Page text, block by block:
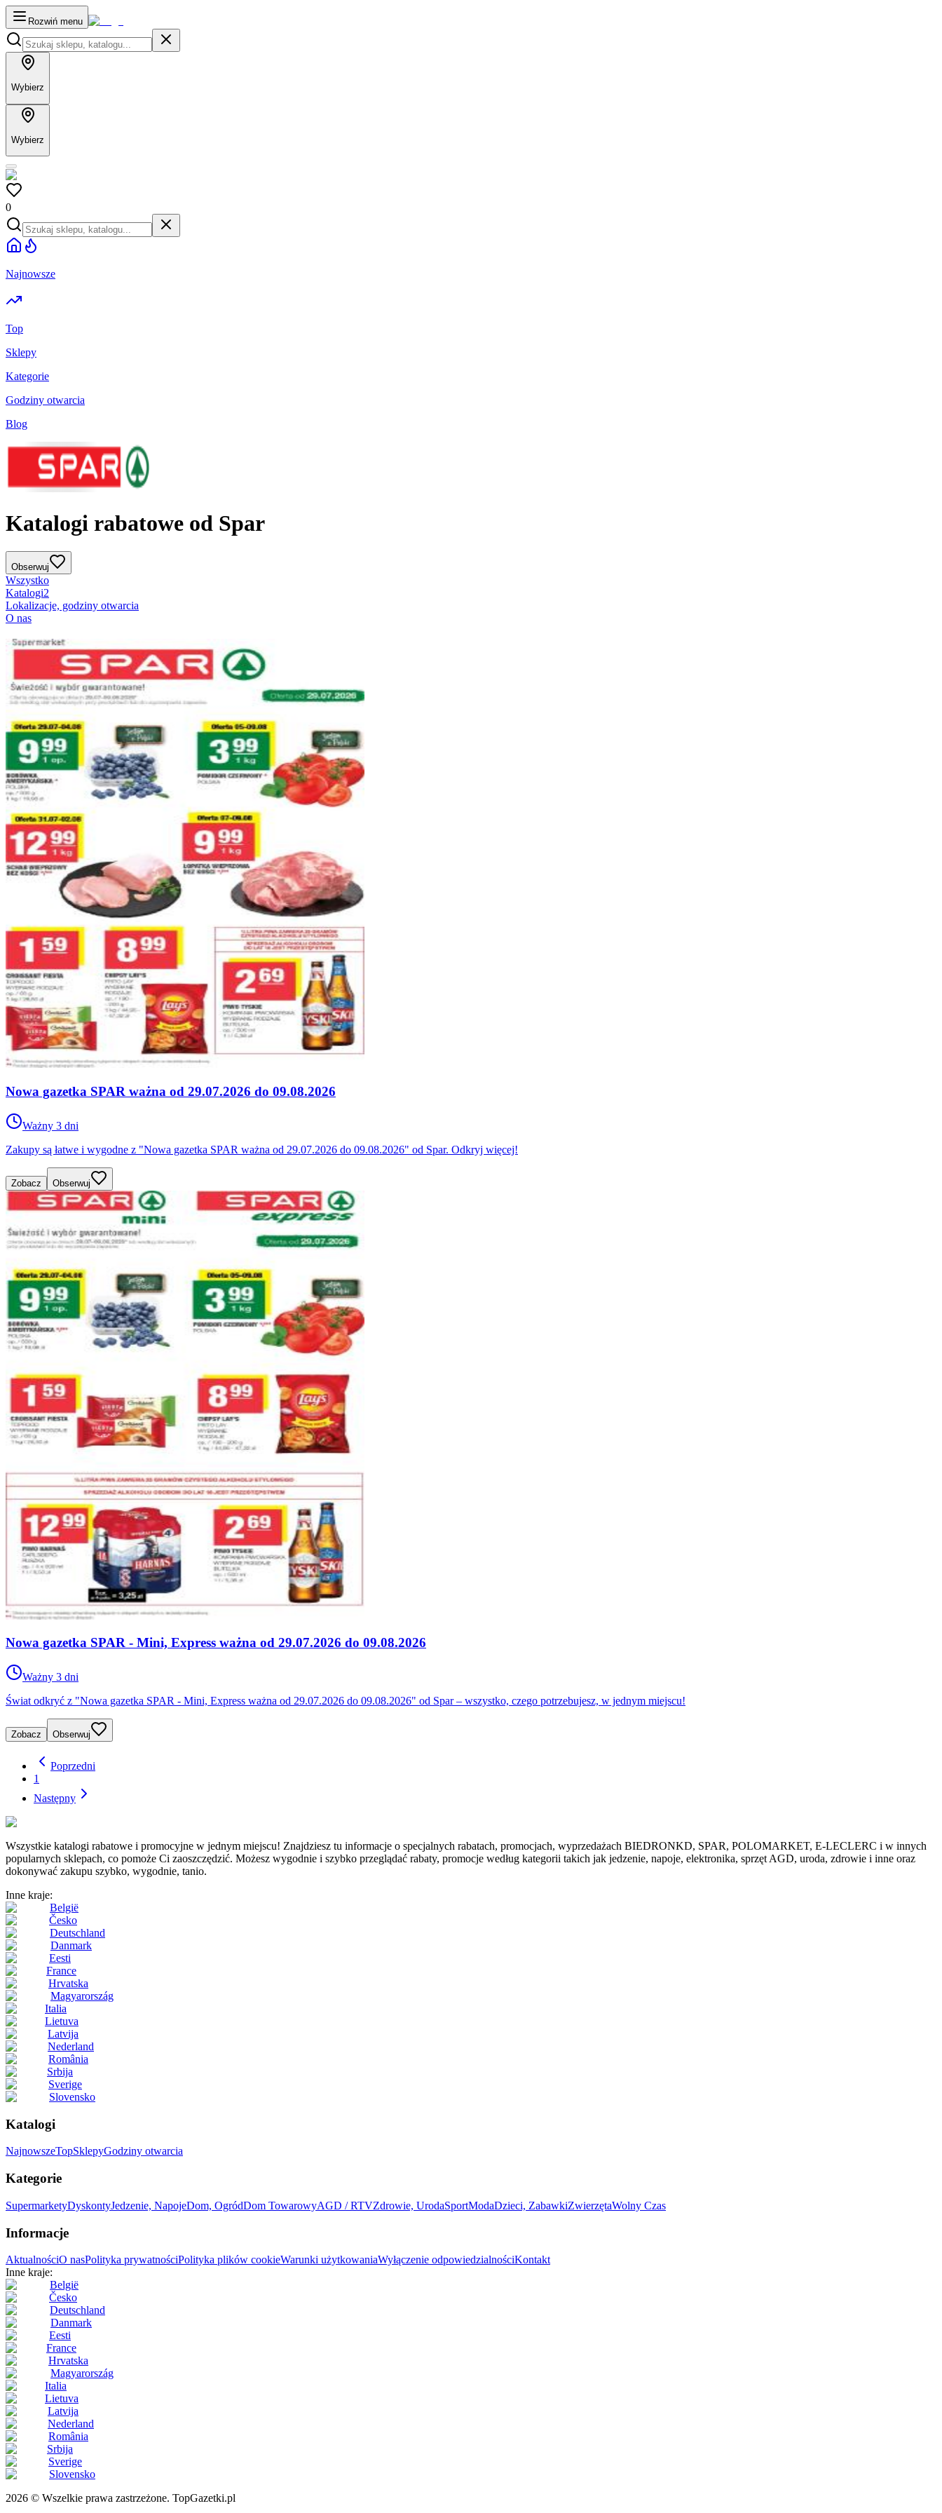
Rozwiń menu
Wybierz
Wybierz
0
Najnowsze
Top
Sklepy
Kategorie
Godziny otwarcia
Blog
Katalogi rabatowe od Spar
Obserwuj
Wszystko
Katalogi2
Lokalizacje, godziny otwarcia
O nas
Nowa gazetka SPAR ważna od 29.07.2026 do 09.08.2026
Ważny 3 dni
Zakupy są łatwe i wygodne z "Nowa gazetka SPAR ważna od 29.07.2026 do 09.08.2026" od Spar. Odkryj więcej!
Zobacz Obserwuj
Nowa gazetka SPAR - Mini, Express ważna od 29.07.2026 do 09.08.2026
Ważny 3 dni
Świat odkryć z "Nowa gazetka SPAR - Mini, Express ważna od 29.07.2026 do 09.08.2026" od Spar – wszystko, czego potrzebujesz, w jednym miejscu!
Zobacz Obserwuj
Poprzedni
1
Następny
Wszystkie katalogi rabatowe i promocyjne w jednym miejscu! Znajdziesz tu informacje o specjalnych rabatach, promocjach, wyprzedażach BIEDRONKD, SPAR, POLOMARKET, E-LECLERC i w innych
popularnych sklepach, co pomoże Ci zaoszczędzić. Możesz wygodnie i szybko przeglądać rabaty, promocje według kategorii takich jak jedzenie, napoje, elektronika, sprzęt AGD, uroda, zdrowie i inne oraz
dokonywać zakupu szybko, wygodnie, tanio.
Inne kraje:
België
Česko
Deutschland
Danmark
Eesti
France
Hrvatska
Magyarország
Italia
Lietuva
Latvija
Nederland
România
Srbija
Sverige
Slovensko
Katalogi
NajnowszeTopSklepyGodziny otwarcia
Kategorie
SupermarketyDyskontyJedzenie, NapojeDom, OgródDom TowarowyAGD / RTVZdrowie, UrodaSportModaDzieci, ZabawkiZwierzętaWolny Czas
Informacje
AktualnościO nasPolityka prywatnościPolityka plików cookieWarunki użytkowaniaWyłączenie odpowiedzialnościKontakt
Inne kraje:
België
Česko
Deutschland
Danmark
Eesti
France
Hrvatska
Magyarország
Italia
Lietuva
Latvija
Nederland
România
Srbija
Sverige
Slovensko
2026 © Wszelkie prawa zastrzeżone. TopGazetki.pl